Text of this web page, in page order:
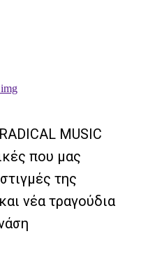
MUSIC
που μας
της
νέα τραγούδια